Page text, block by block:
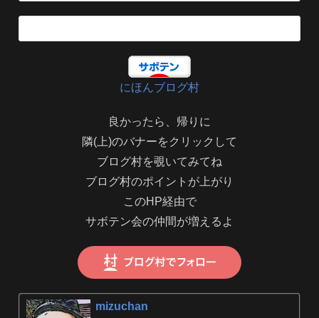
にほんブログ村
良かったら、帰りに
隣(上)のバナーをクリックして
ブログ村を覗いてみてね
ブログ村のポイントが上がり
このHP経由で
サボテン会の仲間が増えるよ
mizuchan